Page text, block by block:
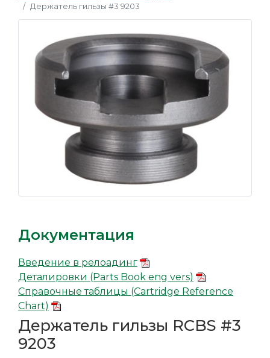
Держатель гильзы #3 9203
Документация
Введение в релоадинг
Деталировки (Parts Book eng vers)
Справочные таблицы (Cartridge Reference
Chart)
Держатель гильзы RCBS #3
9203